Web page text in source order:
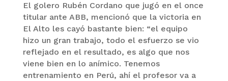
El golero Rubén Cordano que jugó en el once
titular ante ABB, mencionó que la victoria en
El Alto les cayó bastante bien: “el equipo
hizo un gran trabajo, todo el esfuerzo se vio
reflejado en el resultado, es algo que nos
viene bien en lo anímico. Tenemos
entrenamiento en Perú, ahí el profesor va a